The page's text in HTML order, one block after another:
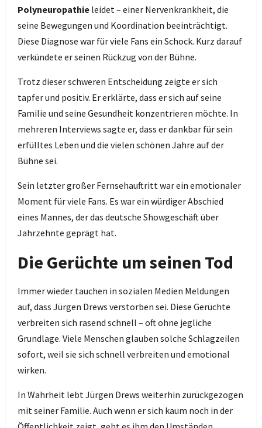
Polyneuropathie leidet – einer Nervenkrankheit, die
seine Bewegungen und Koordination beeinträchtigt.
Diese Diagnose war für viele Fans ein Schock. Kurz darauf
verkündete er seinen Rückzug von der Bühne.
Trotz dieser schweren Entscheidung zeigte er sich
tapfer und positiv. Er erklärte, dass er sich auf seine
Familie und seine Gesundheit konzentrieren möchte. In
mehreren Interviews sagte er, dass er dankbar für sein
erfülltes Leben und die vielen schönen Jahre auf der
Bühne sei.
Sein letzter großer Fernsehauftritt war ein emotionaler
Moment für viele Fans. Es war ein würdiger Abschied
eines Mannes, der das deutsche Showgeschäft über
Jahrzehnte geprägt hat.
Die Gerüchte um seinen Tod
Immer wieder tauchen in sozialen Medien Meldungen
auf, dass Jürgen Drews verstorben sei. Diese Gerüchte
verbreiten sich rasend schnell – oft ohne jegliche
Grundlage. Viele Menschen glauben solche Schlagzeilen
sofort, weil sie sich schnell verbreiten und emotional
wirken.
In Wahrheit lebt Jürgen Drews weiterhin zurückgezogen
mit seiner Familie. Auch wenn er sich kaum noch in der